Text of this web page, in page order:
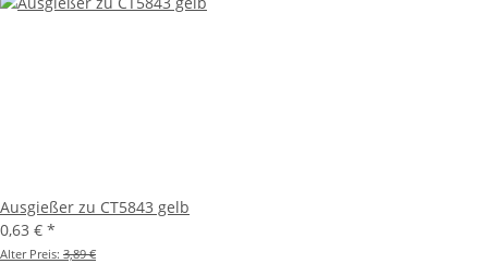
Ausgießer zu CT5843 gelb
0,63 € *
Alter Preis: 3,89 €